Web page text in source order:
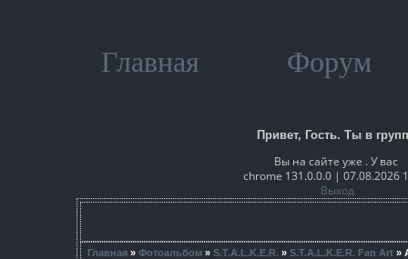
Главная Форум
Привет, Гость. Ты в
Вы на сайте уже . У вас
chrome 131.0.0.0 | 07.08.2026
Выход
Главная » Фотоальбом » S.T.A.L.K.E.R. » S.T.A.L.K.E.R. Fan Art »